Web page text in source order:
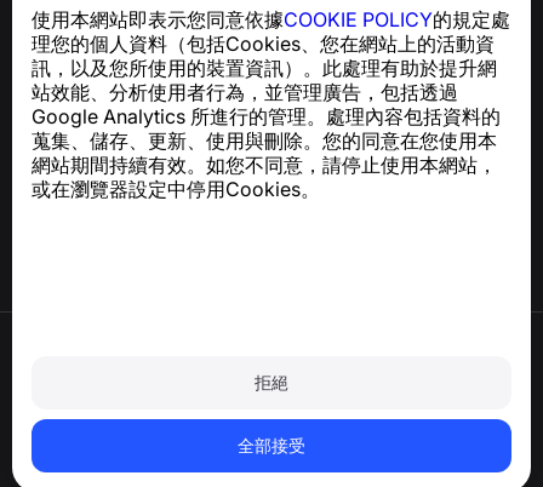
使用本網站即表示您同意依據COOKIE POLICY的規定處
理您的個人資料（包括Cookies、您在網站上的活動資
訊，以及您所使用的裝置資訊）。此處理有助於提升網
站效能、分析使用者行為，並管理廣告，包括透過
Google Analytics 所進行的管理。處理內容包括資料的
蒐集、儲存、更新、使用與刪除。您的同意在您使用本
網站期間持續有效。如您不同意，請停止使用本網站，
或在瀏覽器設定中停用Cookies。
拒絕
全部接受
及騷擾內容
關於 GDPR 合規的諮詢：support@numbuster.com
說明中心
新聞與文章
關於專案
聯絡方式
刪除帳戶和個人資料